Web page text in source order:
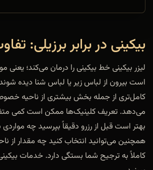
بیکینی در برابر برزیلی:
لیزر بیکینی خط بیکینی را درمان می‌کند؛
است بیرون از لباس زیر یا لباس شنا دیده شوند.
کامل‌تری از جمله بخش بیشتری از ناحیه
می‌دهد. تعریف کلینیک‌ها ممکن است کمی
بهتر است قبل از رزرو دقیقاً بپرسید چه
همچنین می‌توانید انتخاب کنید چه مقدار از
کاملاً به ترجیح شما بستگی دارد. خدمات بیکینی